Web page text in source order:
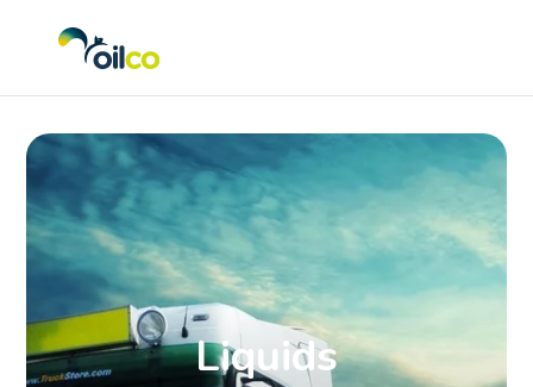
Liquids